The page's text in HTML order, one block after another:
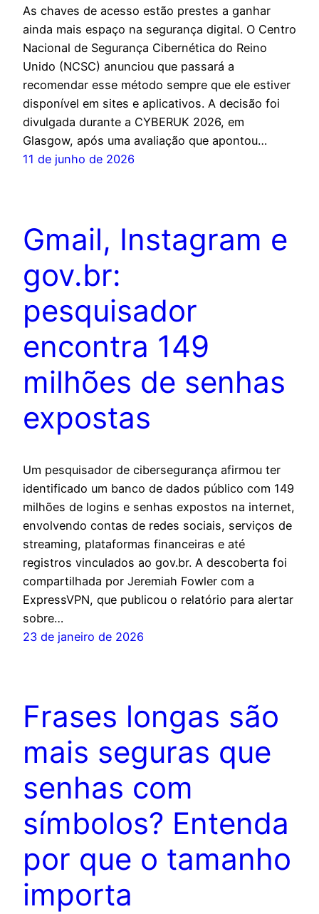
As chaves de acesso estão prestes a ganhar
ainda mais espaço na segurança digital. O Centro
Nacional de Segurança Cibernética do Reino
Unido (NCSC) anunciou que passará a
recomendar esse método sempre que ele estiver
disponível em sites e aplicativos. A decisão foi
divulgada durante a CYBERUK 2026, em
Glasgow, após uma avaliação que apontou…
11 de junho de 2026
Gmail, Instagram e
gov.br:
pesquisador
encontra 149
milhões de senhas
expostas
Um pesquisador de cibersegurança afirmou ter
identificado um banco de dados público com 149
milhões de logins e senhas expostos na internet,
envolvendo contas de redes sociais, serviços de
streaming, plataformas financeiras e até
registros vinculados ao gov.br. A descoberta foi
compartilhada por Jeremiah Fowler com a
ExpressVPN, que publicou o relatório para alertar
sobre…
23 de janeiro de 2026
Frases longas são
mais seguras que
senhas com
símbolos? Entenda
por que o tamanho
importa